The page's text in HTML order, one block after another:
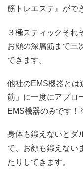
筋トレエステ』がで
３極スティックそれ
お顔の深層筋まで三
できます。
他社のEMS機器とは
筋」に一度にアプロ
EMS機器のみです
身体も鍛えないとダ
で、お顔も鍛えない
たりしてきます。